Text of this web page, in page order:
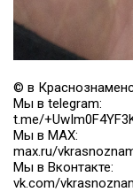
© в
Мы в telegram:
t.me/
Мы в MAX:
max.ru/
Мы в Вконтакте:
vk.com/